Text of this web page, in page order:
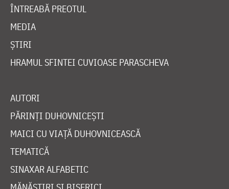
ÎNTREABĂ PREOTUL
MEDIA
ȘTIRI
HRAMUL SFINTEI CUVIOASE PARASCHEVA
AUTORI
PĂRINȚI DUHOVNICEȘTI
MAICI CU VIAȚĂ DUHOVNICEASCĂ
TEMATICĂ
SINAXAR ALFABETIC